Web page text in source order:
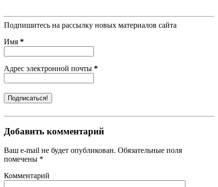
Подпишитесь на рассылку новых материалов сайта
Имя *
Адрес электронной почты *
Добавить комментарий
Ваш e-mail не будет опубликован. Обязательные поля
помечены *
Комментарий